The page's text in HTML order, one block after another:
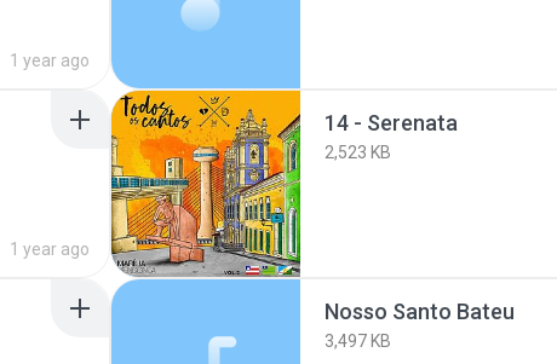
1 year ago
1 year ago
14 - Serenata
2,523 KB
Nosso Santo Bateu
3,497 KB